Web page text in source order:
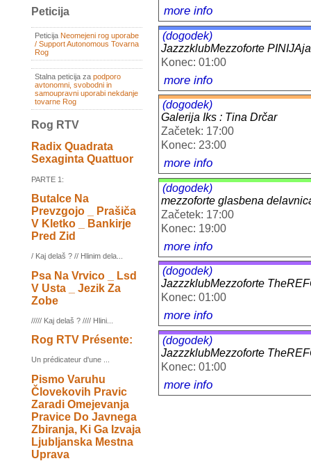
Peticija
Peticija Neomejeni rog uporabe
/ Support Autonomous Tovarna
Rog
Stalna peticija za podporo
avtonomni, svobodni in
samoupravni uporabi nekdanje
tovarne Rog
Rog RTV
Radix Quadrata
Sexaginta Quattuor
PARTE 1:
Butalce Na
Prevzgojo _ Prašiča
V Kletko _ Bankirje
Pred Zid
/ Kaj delaš ? // Hlinim dela...
Psa Na Vrvico _ Lsd
V Usta _ Jezik Za
Zobe
///// Kaj delaš ? //// Hlini...
Rog RTV Présente:
Un prédicateur d'une ...
Pismo Varuhu
Človekovih Pravic
Zaradi Omejevanja
Pravice Do Javnega
Zbiranja, Ki Ga Izvaja
Ljubljanska Mestna
Uprava
more info
(dogodek)
JazzzklubMezzoforte
Konec: 01:00
more info
(dogodek)
Galerija Iks : Tina Drčar
Začetek: 17:00
Konec: 23:00
more info
(dogodek)
mezzoforte glasbena
Začetek: 17:00
Konec: 19:00
more info
(dogodek)
JazzzklubMezzoforte
Konec: 01:00
more info
(dogodek)
JazzzklubMezzoforte
Konec: 01:00
more info